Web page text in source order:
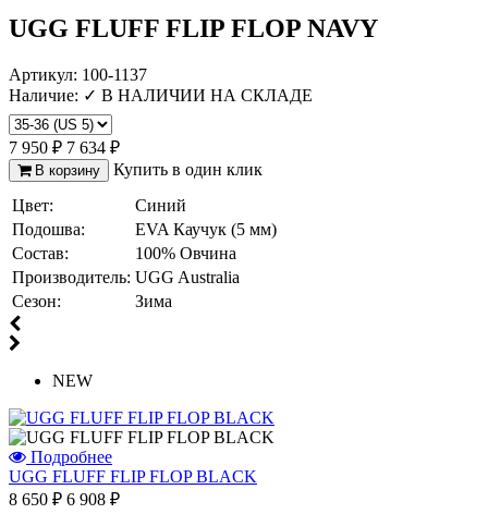
UGG FLUFF FLIP FLOP NAVY
Артикул: 100-1137
Наличие: ✓ В НАЛИЧИИ НА СКЛАДЕ
7 950 ₽ 7 634 ₽
В корзину
Купить в один клик
Цвет:
Синий
Подошва:
EVA Каучук (5 мм)
Состав:
100% Овчина
Производитель: UGG Australia
Сезон:
Зима
NEW
Подробнее
UGG FLUFF FLIP FLOP BLACK
8 650 ₽ 6 908 ₽